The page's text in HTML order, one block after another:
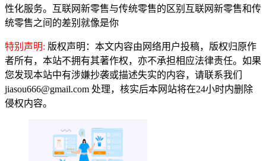
性化服务。互联网新零售与传统零售的区别互联网新零售和传
统零售之间的差别就像是你
特别声明: 版权声明：本文内容由网络用户投稿，版权归原作
者所有，本站不拥有其著作权，亦不承担相应法律责任。如果
您发现本站中有涉嫌抄袭或描述失实的内容，请联系我们
jiasou666@gmail.com 处理，核实后本网站将在24小时内删除
侵权内容。